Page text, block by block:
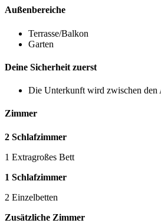
Außenbereiche
Terrasse/Balkon
Garten
Deine Sicherheit zuerst
Die Unterkunft wird zwischen den
Zimmer
2 Schlafzimmer
1 Extragroßes Bett
1 Schlafzimmer
2 Einzelbetten
Zusätzliche Zimmer